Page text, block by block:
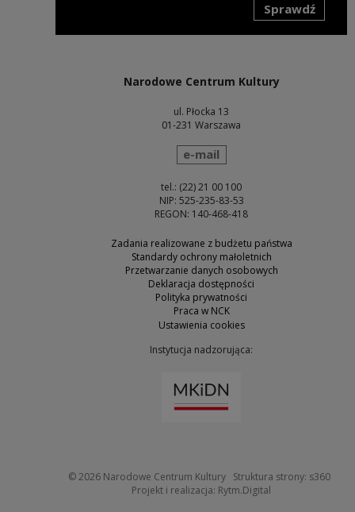
Sprawdź
Narodowe Centrum Kultury
ul. Płocka 13
01-231 Warszawa
wyślij wiadomość
e-mail
tel.: (22) 21 00 100
NIP: 525-235-83-53
REGON: 140-468-418
Zadania realizowane z budżetu państwa
Standardy ochrony małoletnich
Przetwarzanie danych osobowych
Deklaracja dostępności
Polityka prywatności
Praca w NCK
Ustawienia cookies
Instytucja nadzorująca:
© 2026 Narodowe Centrum KulturyStruktura strony: s360
Projekt i realizacja: Rytm.Digital